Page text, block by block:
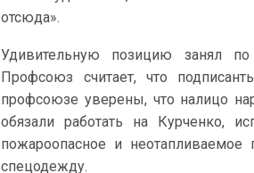
отсюда».
Удивительную позицию занял
Профсоюз считает, что
профсоюзе уверены, что налицо
обязали работать на Курченко,
пожароопасное и
спецодежду.